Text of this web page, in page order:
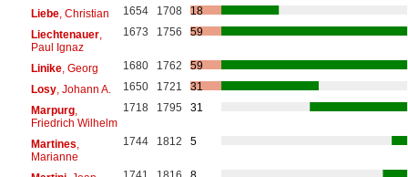
Liebe, Christian 1654 1708
18
Liechtenauer,
Paul Ignaz
1673 1756 59
Linike, Georg 1680 1762
59
Losy, Johann A. 1650 1721
31
Marpurg,
Friedrich Wilhelm
1718 1795 31
Martines
Marianne
1744 1812 5